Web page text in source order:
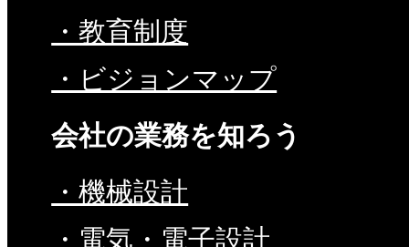
・教育制度
・ビジョンマップ
会社の業務を知ろう
・機械設計
・電気・電子設計